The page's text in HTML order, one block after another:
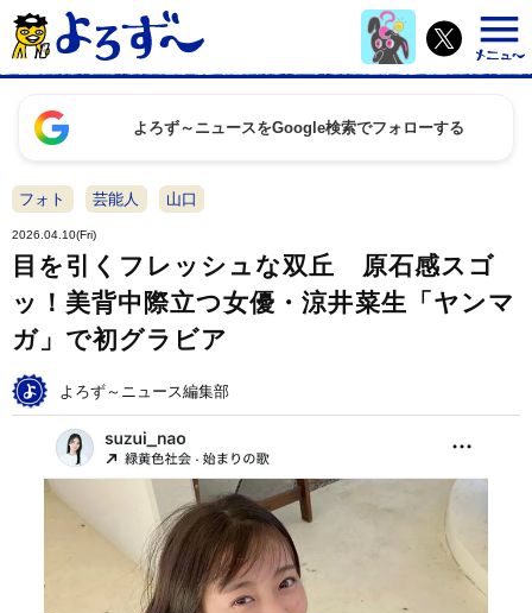
よろず～ニュースをGoogle検索でフォローする
フォト 芸能人 山口
2026.04.10(Fri)
目を引くフレッシュな双丘 原石感スゴ
ッ！美背中際立つ女優・涼井菜生「ヤンマ
ガ」で初グラビア
よろず～ニュース編集部